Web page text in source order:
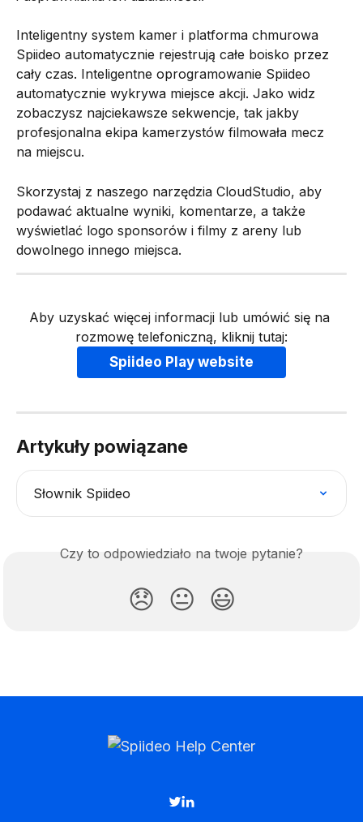
Inteligentny system kamer i platforma chmurowa
Spiideo automatycznie rejestrują całe boisko przez
cały czas. Inteligentne oprogramowanie Spiideo
automatycznie wykrywa miejsce akcji. Jako widz
zobaczysz najciekawsze sekwencje, tak jakby
profesjonalna ekipa kamerzystów filmowała mecz
na miejscu.
Skorzystaj z naszego narzędzia CloudStudio, aby
podawać aktualne wyniki, komentarze, a także
wyświetlać logo sponsorów i filmy z areny lub
dowolnego innego miejsca.
Aby uzyskać więcej informacji lub umówić się na
rozmowę telefoniczną, kliknij tutaj:
Spiideo Play website
Artykuły powiązane
Słownik Spiideo
Czy to odpowiedziało na twoje pytanie?
😞 😐 😃